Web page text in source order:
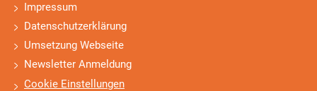
Impressum
Datenschutzerklärung
Umsetzung Webseite
Newsletter Anmeldung
Cookie Einstellungen